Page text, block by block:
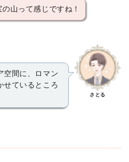
山って感じですね！
空間に、ロマン
せているところ
さとる